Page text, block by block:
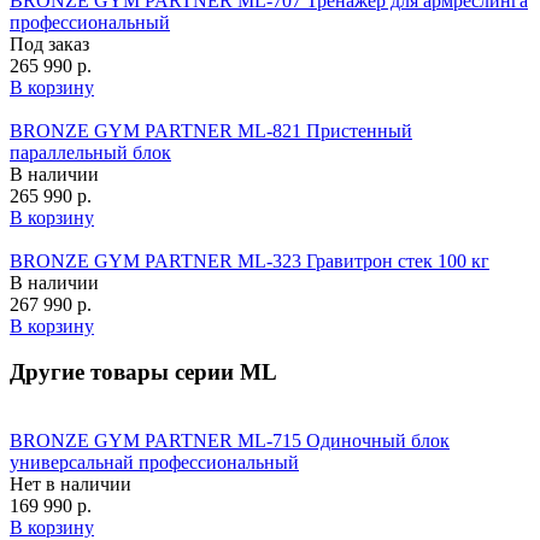
профессиональный
Под заказ
265 990 р.
В корзину
BRONZE GYM PARTNER ML-821 Пристенный
параллельный блок
В наличии
265 990 р.
В корзину
BRONZE GYM PARTNER ML-323 Гравитрон стек 100 кг
В наличии
267 990 р.
В корзину
Другие товары серии ML
BRONZE GYM PARTNER ML-715 Одиночный блок
универсальнай профессиональный
Нет в наличии
169 990 р.
В корзину